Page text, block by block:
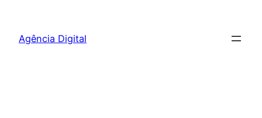
Agência Digital